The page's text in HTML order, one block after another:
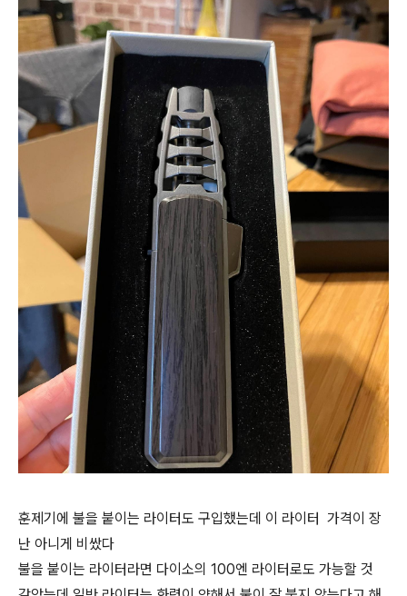
훈제기에 불을 붙이는 라이터도 구입했는데 이 라이터 가격이 장
난 아니게 비쌌다
불을 붙이는 라이터라면 다이소의 100엔 라이터로도 가능할 것